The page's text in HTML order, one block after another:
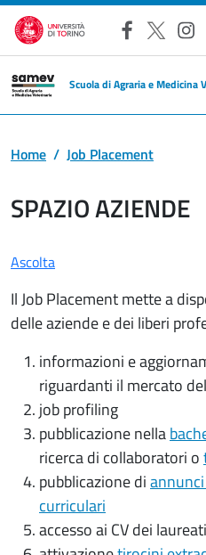
Salta al contenuto principale
Facebook
X
Scuola di Agraria e Medicina
Home Job Placement
SPAZIO AZIENDE
Ascolta
Il Job Placement mette a
delle aziende e dei liberi
informazioni e
riguardanti il mercato
job profiling
pubblicazione nella
ricerca di collaboratori o
pubblicazione di
curriculari
accesso ai CV dei